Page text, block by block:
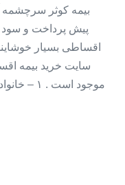
بیمه کوثر
پیش پرداخت و سود
اقساطی بسیار
سایت خرید بیمه
موجود است